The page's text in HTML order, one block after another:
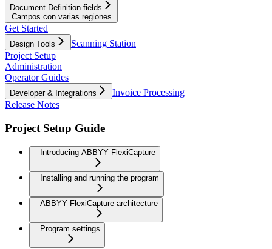
Document Definition fields
Campos con varias regiones
Get Started
Design Tools
Scanning Station
Project Setup
Administration
Operator Guides
Developer & Integrations
Invoice Processing
Release Notes
Project Setup Guide
Introducing ABBYY FlexiCapture
Installing and running the program
ABBYY FlexiCapture architecture
Program settings